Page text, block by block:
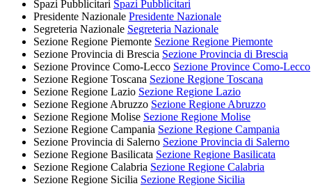
Spazi Pubblicitari Spazi Pubblicitari
Presidente Nazionale Presidente Nazionale
Segreteria Nazionale Segreteria Nazionale
Sezione Regione Piemonte Sezione Regione Piemonte
Sezione Provincia di Brescia Sezione Provincia di Brescia
Sezione Province Como-Lecco Sezione Province Como-Lecco
Sezione Regione Toscana Sezione Regione Toscana
Sezione Regione Lazio Sezione Regione Lazio
Sezione Regione Abruzzo Sezione Regione Abruzzo
Sezione Regione Molise Sezione Regione Molise
Sezione Regione Campania Sezione Regione Campania
Sezione Provincia di Salerno Sezione Provincia di Salerno
Sezione Regione Basilicata Sezione Regione Basilicata
Sezione Regione Calabria Sezione Regione Calabria
Sezione Regione Sicilia Sezione Regione Sicilia